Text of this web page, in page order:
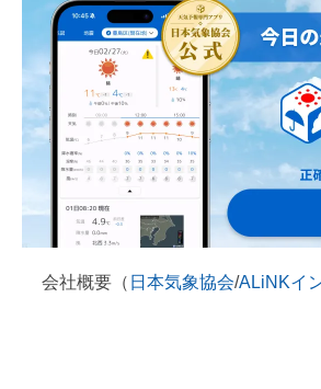
会社概要（ 日本気象協会/ALiNKイ